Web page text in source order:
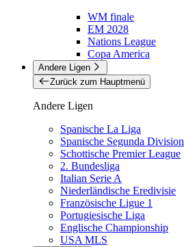
WM finale
EM 2028
Nations League
Copa America
Andere Ligen
Zurück zum Hauptmenü
Andere Ligen
Spanische La Liga
Spanische Segunda Division
Schottische Premier League
2. Bundesliga
Italian Serie A
Niederländische Eredivisie
Französische Ligue 1
Portugiesische Liga
Englische Championship
USA MLS